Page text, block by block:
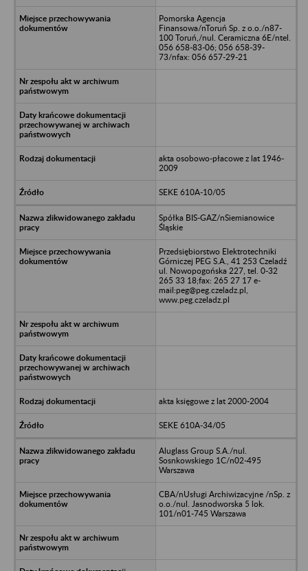
Pomorska Agencja
Finansowa/nToruń Sp. z o.o./n87-
100 Toruń,/nul. Ceramiczna 6E/ntel.
056 658-83-06; 056 658-39-
73/nfax: 056 657-29-21
akta osobowo-płacowe z lat 1946-
2009
SEKE 610A-10/05
Spółka BIS-GAZ/nSiemianowice
Śląskie
Przedsiębiorstwo Elektrotechniki
Górniczej PEG S.A., 41 253 Czeladź
ul. Nowopogońska 227, tel. 0-32
265 33 18;fax: 265 27 17 e-
mail:peg@peg.czeladz.pl,
www.peg.czeladz.pl
akta księgowe z lat 2000-2004
SEKE 610A-34/05
Aluglass Group S.A./nul.
Sosnkowskiego 1C/n02-495
Warszawa
CBA/nUsługi Archiwizacyjne /nSp. z
o.o./nul. Jasnodworska 5 lok.
101/n01-745 Warszawa